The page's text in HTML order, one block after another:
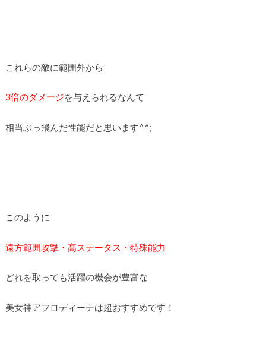
これらの敵に範囲外から
3倍のダメージを与えられるなんて
相当ぶっ飛んだ性能だと思います^^;
このように
遠方範囲攻撃・高ステータス・特殊能力
どれを取っても活躍の機会が豊富な
美女神アフロディーテは超おすすめです！